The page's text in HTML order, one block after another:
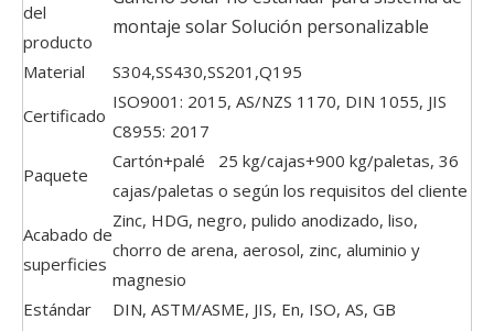
del
producto
montaje solar Solución personalizable
Material
S304,SS430,SS201,Q195
Certificado
ISO9001: 2015, AS/NZS 1170, DIN 1055, JIS
C8955: 2017
Paquete
Cartón+palé 25 kg/cajas+900 kg/paletas, 36
cajas/paletas o según los requisitos del cliente
Acabado de
superficies
Zinc, HDG, negro, pulido anodizado, liso,
chorro de arena, aerosol, zinc, aluminio y
magnesio
Estándar
DIN, ASTM/ASME, JIS, En, ISO, AS, GB